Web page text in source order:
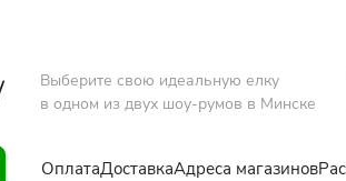
Выберите свою идеальную елку
в одном из двух шоу-румов в Минске
ОплатаДоставкаАдреса магазинов